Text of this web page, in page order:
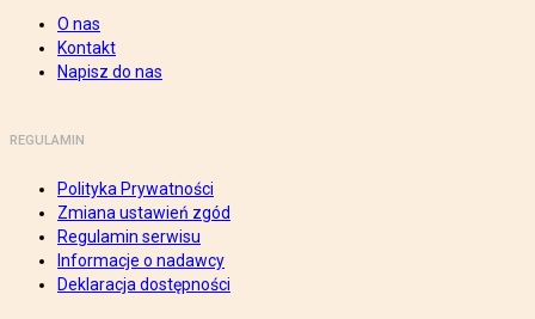
O nas
Kontakt
Napisz do nas
REGULAMIN
Polityka Prywatności
Zmiana ustawień zgód
Regulamin serwisu
Informacje o nadawcy
Deklaracja dostępności